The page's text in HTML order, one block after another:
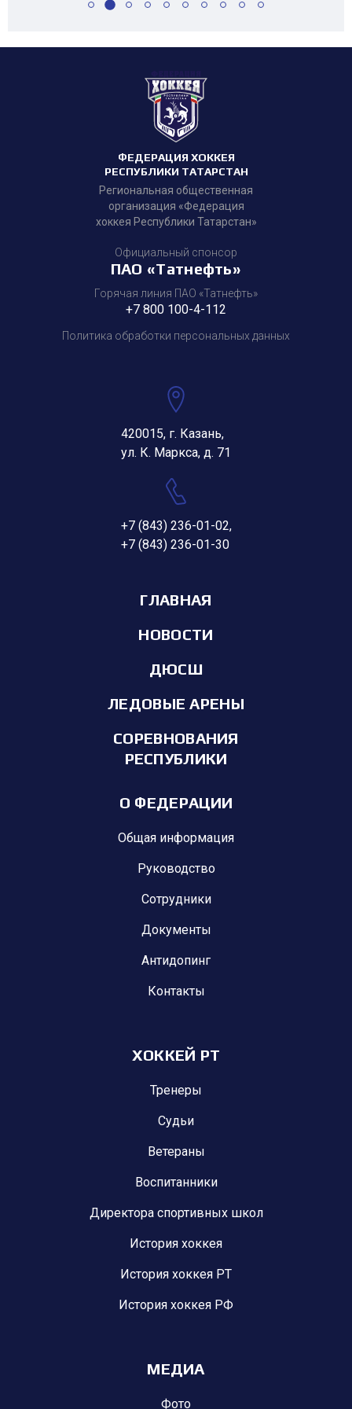
ФЕДЕРАЦИЯ ХОККЕЯ
РЕСПУБЛИКИ ТАТАРСТАН
Региональная общественная
организация «Федерация
хоккея Республики Татарстан»
Официальный спонсор
ПАО «Татнефть»
Горячая линия ПАО «Татнефть»
+7 800 100-4-112
Политика обработки персональных данных
420015, г. Казань,
ул. К. Маркса, д. 71
+7 (843) 236-01-02,
+7 (843) 236-01-30
ГЛАВНАЯ
НОВОСТИ
ДЮСШ
ЛЕДОВЫЕ АРЕНЫ
СОРЕВНОВАНИЯ
РЕСПУБЛИКИ
О ФЕДЕРАЦИИ
Общая информация
Руководство
Сотрудники
Документы
Антидопинг
Контакты
ХОККЕЙ РТ
Тренеры
Судьи
Ветераны
Воспитанники
Директора спортивных школ
История хоккея
История хоккея РТ
История хоккея РФ
МЕДИА
Фото